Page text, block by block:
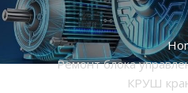
Ремонт блока
КРУШ